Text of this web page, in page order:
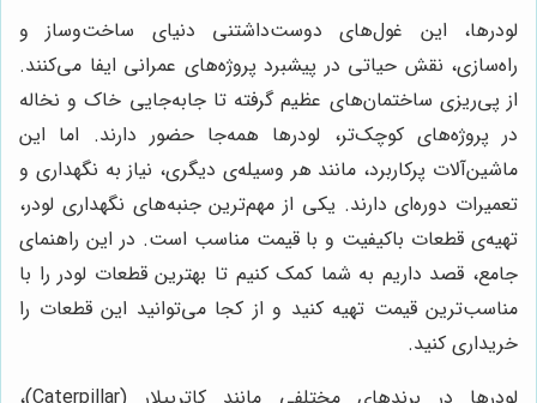
لودرها، این غول‌های دوست‌داشتنی دنیای ساخت‌وساز و
راه‌سازی، نقش حیاتی در پیشبرد پروژه‌های عمرانی ایفا می‌کنند.
از پی‌ریزی ساختمان‌های عظیم گرفته تا جابه‌جایی خاک و نخاله
در پروژه‌های کوچک‌تر، لودرها همه‌جا حضور دارند. اما این
ماشین‌آلات پرکاربرد، مانند هر وسیله‌ی دیگری، نیاز به نگهداری و
تعمیرات دوره‌ای دارند. یکی از مهم‌ترین جنبه‌های نگهداری لودر،
تهیه‌ی قطعات باکیفیت و با قیمت مناسب است. در این راهنمای
جامع، قصد داریم به شما کمک کنیم تا بهترین قطعات لودر را با
مناسب‌ترین قیمت تهیه کنید و از کجا می‌توانید این قطعات را
خریداری کنید.